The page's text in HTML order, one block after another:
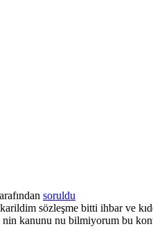
soruldu
sözleşme bitti ihbar ve
kanunu nu bilmiyorum bu